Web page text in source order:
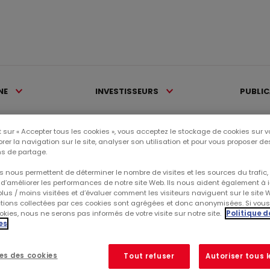
INVESTISSEURS
Comité des Nominations,...
RÉMUNÉRATIONS ET DE
la gouvernance est composé d'au moins 3 membres
de son Président, lequel a la possibilité d'organiser
« Accepter tous les cookies », vous acceptez le stockage de cookies sur
la navigation sur le site, analyser son utilisation et pour vous proposer
de partage.
nous permettent de déterminer le nombre de visites et les sources du
les performances de notre site Web. Ils nous aident également à
/ moins visitées et d’évaluer comment les visiteurs naviguent sur le site
collectées par ces cookies sont agrégées et donc anonymisées. Si
nous ne serons pas informés de votre visite sur notre site. Politique
Tout refuser Autoriser tous
des cookies